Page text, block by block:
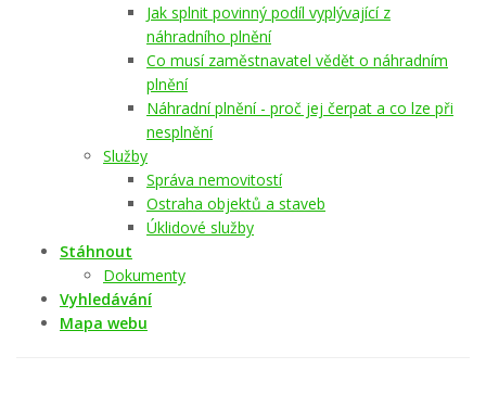
Jak splnit povinný podíl vyplývající z
náhradního plnění
Co musí zaměstnavatel vědět o náhradním
plnění
Náhradní plnění - proč jej čerpat a co lze při
nesplnění
Služby
Správa nemovitostí
Ostraha objektů a staveb
Úklidové služby
Stáhnout
Dokumenty
Vyhledávání
Mapa webu